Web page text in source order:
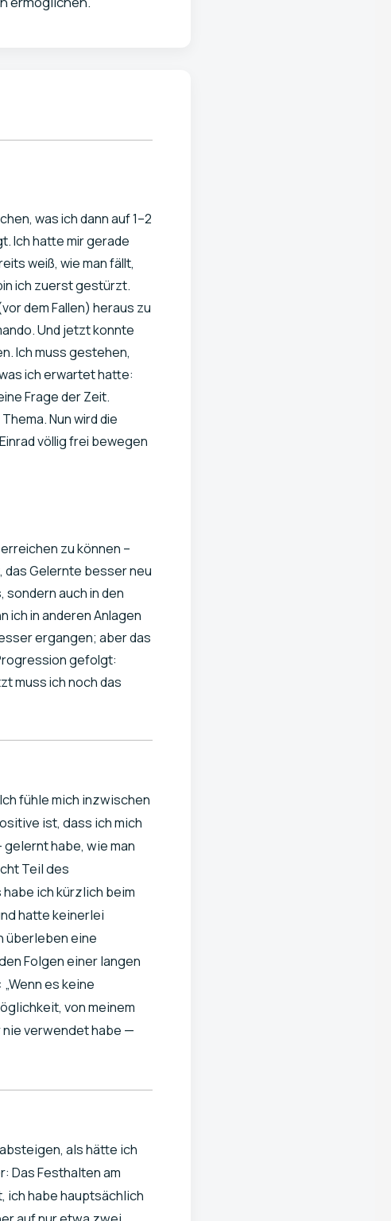
was ich dann auf 1–2
Ich hatte mir gerade
weiß, wie man fällt,
ich zuerst gestürzt.
dem Fallen) heraus zu
Und jetzt konnte
Ich muss gestehen,
ich erwartet hatte:
Frage der Zeit.
Nun wird die
völlig frei bewegen
zu können –
das Gelernte besser neu
sondern auch in den
ich in anderen Anlagen
ergangen; aber das
gefolgt:
muss ich noch das
fühle mich inzwischen
ist, dass ich mich
habe, wie man
Teil des
ich kürzlich beim
hatte keinerlei
überleben eine
Folgen einer langen
es keine
von meinem
nie verwendet habe —
als hätte ich
Das Festhalten am
ich habe hauptsächlich